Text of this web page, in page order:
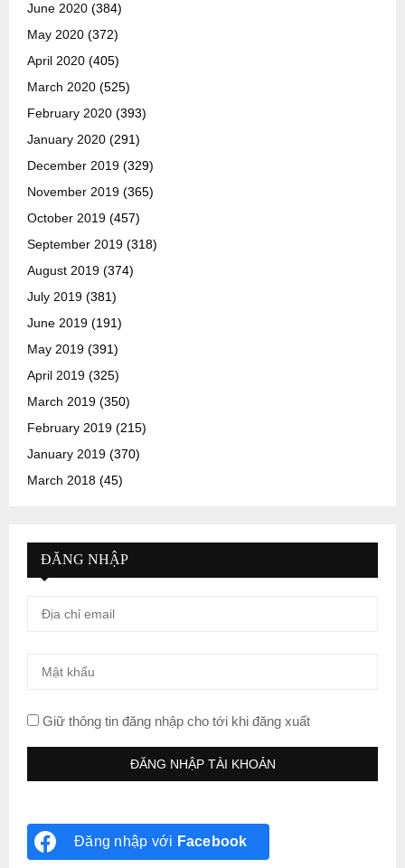
June 2020 (384)
May 2020 (372)
April 2020 (405)
March 2020 (525)
February 2020 (393)
January 2020 (291)
December 2019 (329)
November 2019 (365)
October 2019 (457)
September 2019 (318)
August 2019 (374)
July 2019 (381)
June 2019 (191)
May 2019 (391)
April 2019 (325)
March 2019 (350)
February 2019 (215)
January 2019 (370)
March 2018 (45)
ĐĂNG NHẬP
Giữ thông tin đăng nhập cho tới khi đăng xuất
Đăng nhập với Facebook